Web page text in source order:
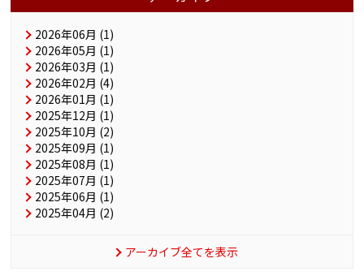
2026年06月 (1)
2026年05月 (1)
2026年03月 (1)
2026年02月 (4)
2026年01月 (1)
2025年12月 (1)
2025年10月 (2)
2025年09月 (1)
2025年08月 (1)
2025年07月 (1)
2025年06月 (1)
2025年04月 (2)
アーカイブ全てを表示